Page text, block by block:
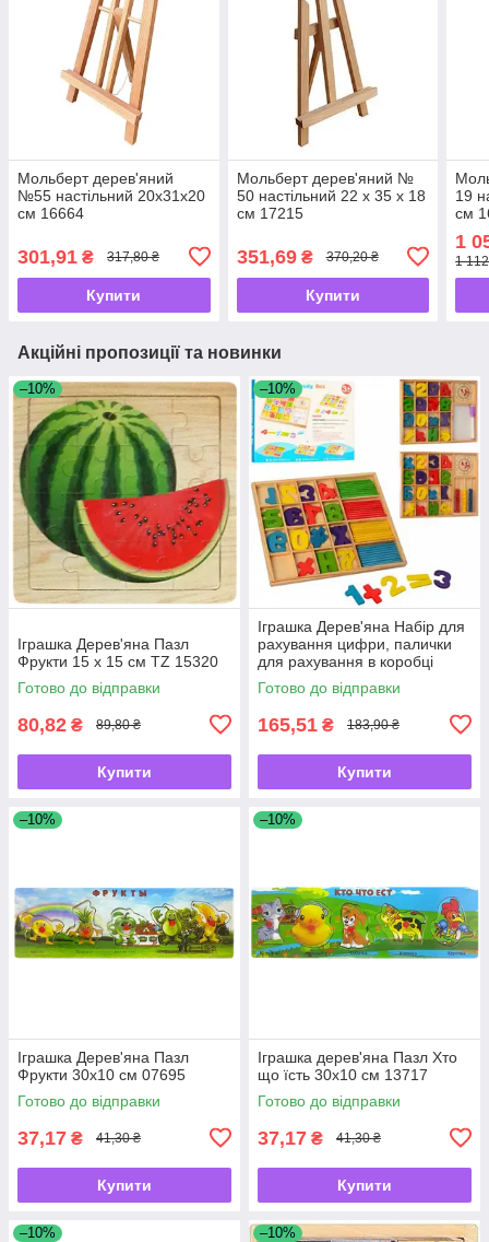
Мольберт дерев'яний
№55 настільний 20х31х20
см 16664
301,91 ₴ 317,80 ₴
Купити
Мольберт дерев'яний №
50 настільний 22 х 35 х 18
см 17215
351,69₴ 370,20 ₴
Купити
19
см
1
1
Акційні пропозиції та новинки
–10%
Іграшка Дерев'яна Пазл
Фрукти 15 х 15 см TZ 15320
Готово до відправки
80,82 ₴ 89,80 ₴
Купити
–10%
Іграшка Дерев'яна Набір для
рахування цифри, палички
для рахування в коробці
1245
Готово до відправки
165,51 ₴ 183,90 ₴
Купити
–10%
Іграшка Дерев'яна Пазл
Фрукти 30х10 см 07695
Готово до відправки
37,17 ₴ 41,30 ₴
Купити
–10%
Іграшка дерев'яна Пазл Хто
що їсть 30х10 см 13717
Готово до відправки
37,17 ₴ 41,30 ₴
Купити
–10% –10%